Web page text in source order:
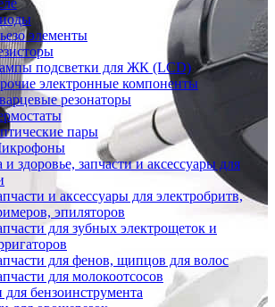
элементы
подсветки для ЖК (LCD)
электронные компоненты
резонаторы
пары
и здоровье, запчасти и аксессуары для
и аксессуары для электробритв,
эпиляторов
для зубных электрощеток и
для фенов, щипцов для волос
для молокоотсосов
для бензоинструмента